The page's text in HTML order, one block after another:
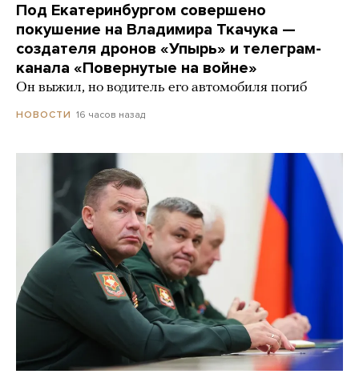
Под Екатеринбургом совершено
покушение на Владимира Ткачука —
создателя дронов «Упырь» и телеграм-
канала «Повернутые на войне»
Он выжил, но водитель его автомобиля погиб
НОВОСТИ 16 часов назад